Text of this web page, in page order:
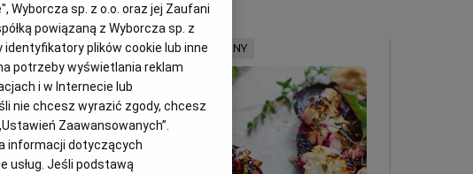
MATERIAŁ PROMOCYJNY
Wyborcza sp. z o.o. oraz jej Zaufani
powiązaną z Wyborcza sp. z
plików cookie lub inne
potrzeby wyświetlania reklam
i w Internecie lub
nie chcesz wyrazić zgody, chcesz
Zaawansowanych”.
informacji dotyczących
usług. Jeśli podstawą